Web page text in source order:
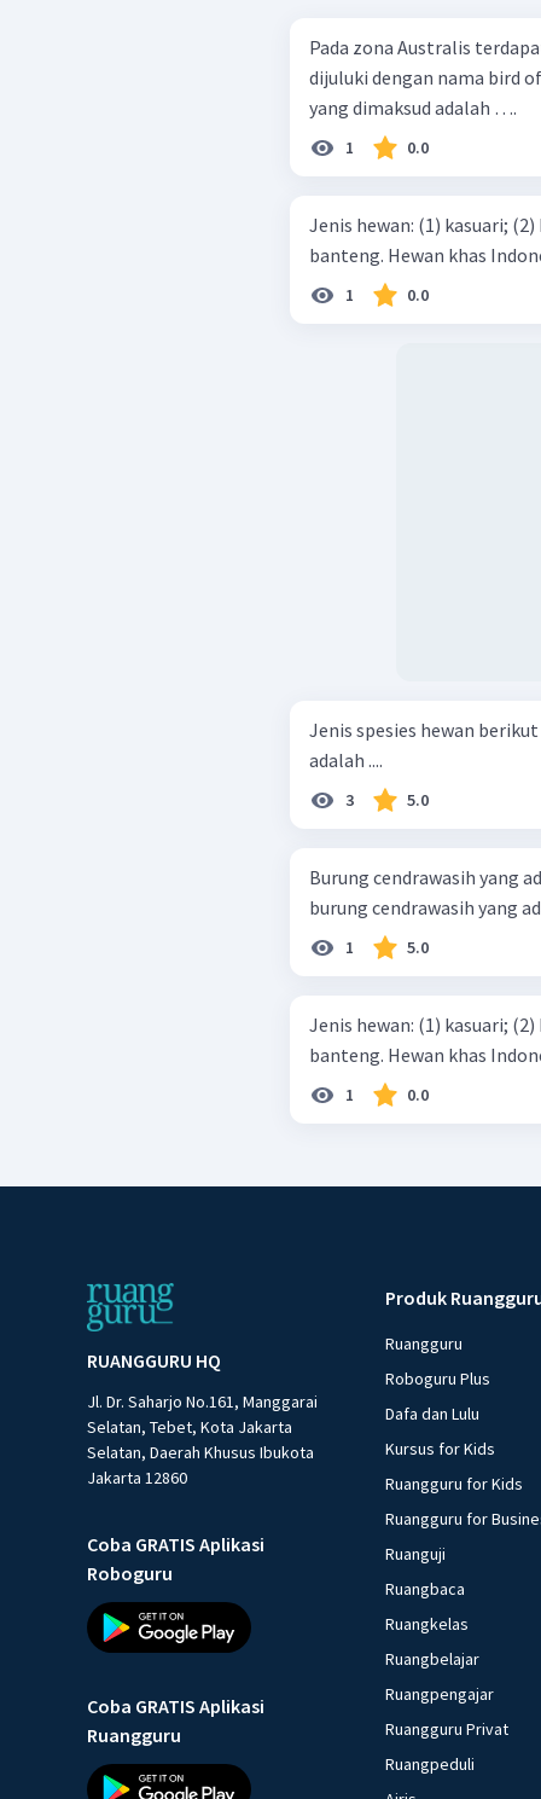
Pada zona Australis
dijuluki dengan nama bird
yang dimaksud adalah ….
1 0.0
Jenis hewan: (1) kasuari; (2) badak; (3) kanguru; (4) kakatua; (5)
banteng. Hewan
1 0.0
Jenis spesies hewan
adalah ....
3 5.0
Burung cendrawasih yang
burung cendrawasih yang
1 5.0
Jenis hewan: (1) kasuari; (2) badak; (3) kanguru; (4) kakatua; (5)
banteng. Hewan
1 0.0
RUANGGURU HQ
Jl. Dr. Saharjo No.161, Manggarai
Selatan, Tebet, Kota Jakarta
Selatan, Daerah Khusus Ibukota
Jakarta 12860
Coba GRATIS Aplikasi
Roboguru
Coba GRATIS Aplikasi
Ruangguru
Produk
Ruangguru
Roboguru Plus
Dafa dan Lulu
Kursus for Kids
Ruangguru for Kids
Ruangguru for
Ruanguji
Ruangbaca
Ruangkelas
Ruangbelajar
Ruangpengajar
Ruangguru Privat
Ruangpeduli